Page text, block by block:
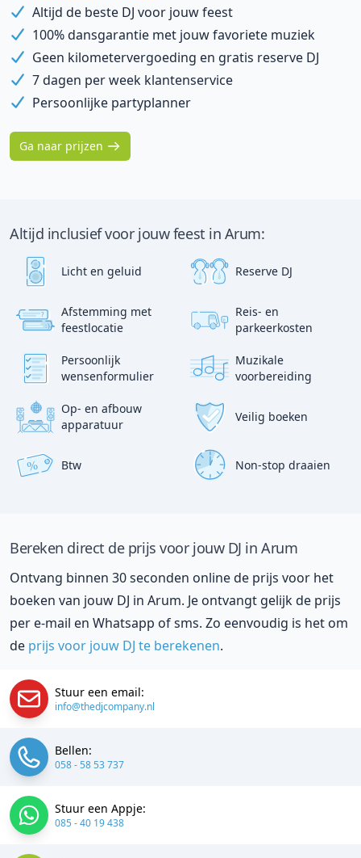
Altijd de beste DJ voor jouw feest
100% dansgarantie met jouw favoriete muziek
Geen kilometervergoeding en gratis reserve DJ
7 dagen per week klantenservice
Persoonlijke partyplanner
Ga naar prijzen
Altijd inclusief voor jouw feest in Arum:
Licht en geluid Reserve DJ
?
:)
Afstemming met
feestlocatie
p
Reis- en
parkeerkosten
Persoonlijk
wensenformulier
Muzikale
voorbereiding
Op- en afbouw
apparatuur
Veilig boeken
% Btw Non-stop draaien
Bereken direct de prijs voor jouw DJ in Arum
Ontvang binnen 30 seconden online de prijs voor het
boeken van jouw DJ in Arum. Je ontvangt gelijk de prijs
per e-mail en Whatsapp of sms. Zo eenvoudig is het om
de prijs voor jouw DJ te berekenen.
Stuur een email:
info@thedjcompany.nl
Bellen:
058 - 58 53 737
Stuur een Appje:
085 - 40 19 438